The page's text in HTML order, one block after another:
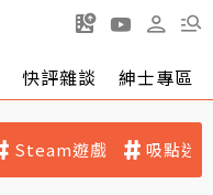
快評雜談 紳士專區
Steam遊戲 吸點迷